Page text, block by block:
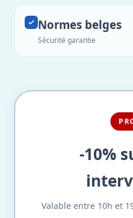
Normes belges
Sécurité garantie
-10%
Valable entre 10h et